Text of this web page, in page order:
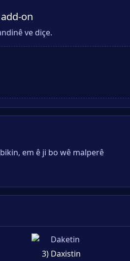
on
ve diçe.
em ê ji bo wê malperê
3) Daxistin